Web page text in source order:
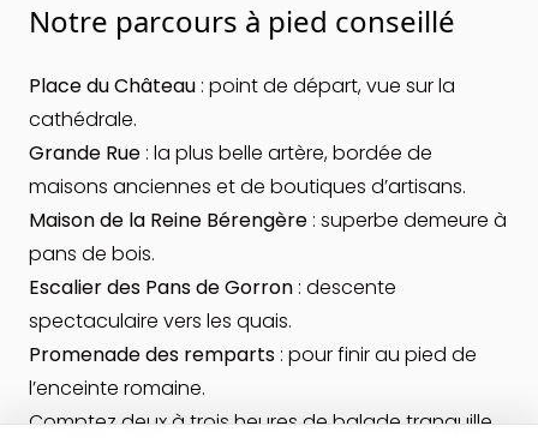
Notre parcours à pied conseillé
Place du Château : point de départ, vue sur la
cathédrale.
Grande Rue : la plus belle artère, bordée de
maisons anciennes et de boutiques d’artisans.
Maison de la Reine Bérengère : superbe demeure à
pans de bois.
Escalier des Pans de Gorron : descente
spectaculaire vers les quais.
Promenade des remparts : pour finir au pied de
l’enceinte romaine.
Comptez deux à trois heures de balade tranquille,